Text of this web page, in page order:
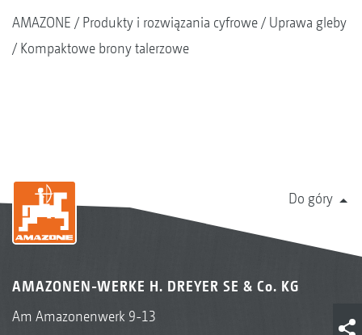
AMAZONE Produkty i rozwiązania cyfrowe
Uprawa gleby
Kompaktowe brony talerzowe
Do góry
AMAZONEN-WERKE H. DREYER SE & Co. KG
Am Amazonenwerk 9-13